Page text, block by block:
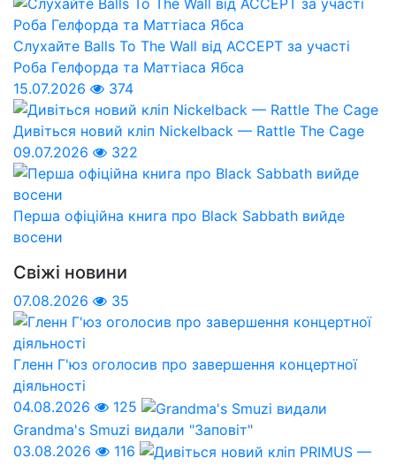
Слухайте Balls To The Wall від ACCEPT за участі
Роба Гелфорда та Маттіаса Ябса
15.07.2026
374
Дивіться новий кліп Nickelback — Rattle The Cage
09.07.2026
322
Перша офіційна книга про Black Sabbath вийде
восени
Свіжі новини
07.08.2026 35
Гленн Г'юз оголосив про завершення концертної
діяльності
04.08.2026
125
Grandma's Smuzi видали "Заповіт"
03.08.2026
116